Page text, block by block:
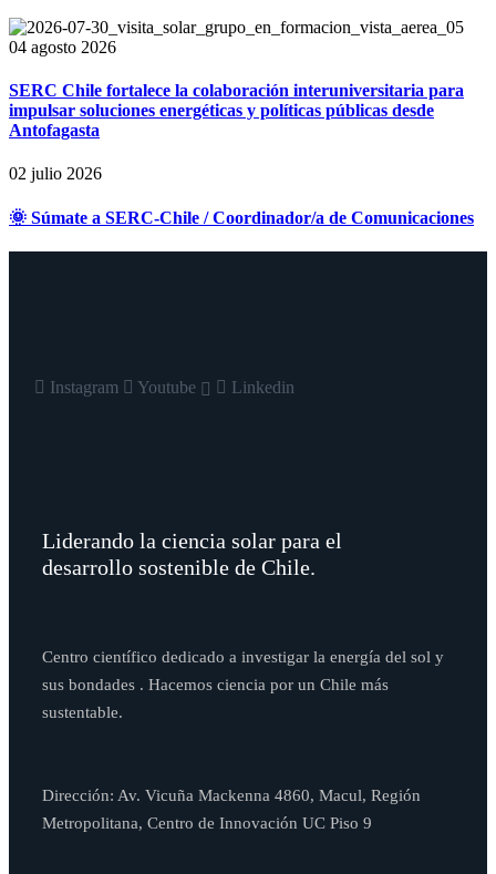
04 agosto 2026
SERC Chile fortalece la colaboración interuniversitaria para
impulsar soluciones energéticas y políticas públicas desde
Antofagasta
02 julio 2026
🌞 Súmate a SERC-Chile / Coordinador/a de Comunicaciones
Instagram Youtube Linkedin
Liderando la ciencia solar para el
desarrollo sostenible de Chile.
Centro científico dedicado a investigar la energía del sol y
sus bondades . Hacemos ciencia por un Chile más
sustentable.
Dirección: Av. Vicuña Mackenna 4860, Macul, Región
Metropolitana, Centro de Innovación UC Piso 9